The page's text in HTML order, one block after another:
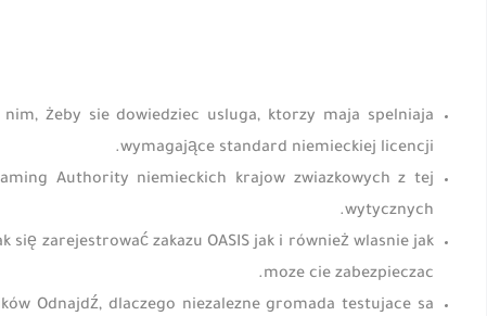
żeby sie dowiedziec usluga, ktorzy maja spelniaja
wymagające standard niemieckiej licencji.
Authority niemieckich krajow zwiazkowych z tej
wytycznych.
się zarejestrować zakazu OASIS jak i również wlasnie jak
moze cie zabezpieczac.
Odnajdź, dlaczego niezalezne gromada testujace sa